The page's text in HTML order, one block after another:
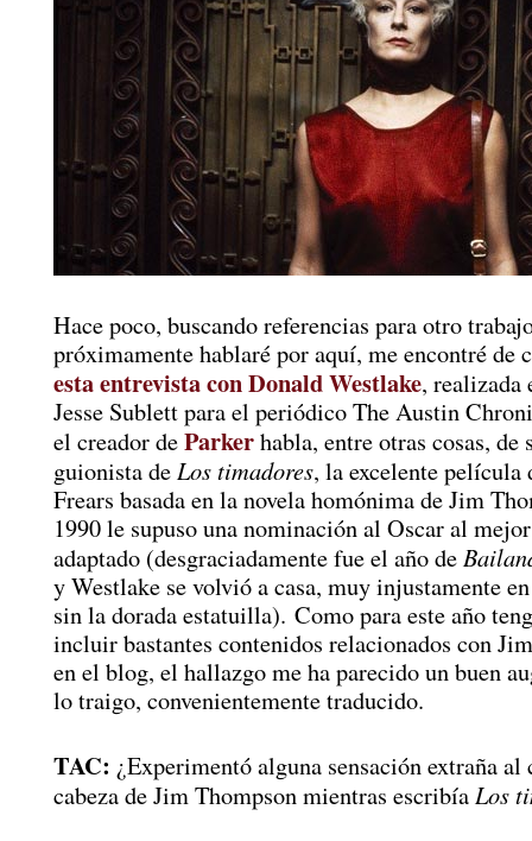
Hace poco, buscando referencias para otro
próximamente hablaré por aquí, me encontré de
esta entrevista con Donald Westlake, realizada
Jesse Sublett para el periódico The Austin
el creador deParkerhabla, entre otras cosas, de
guionista de Los timadores, la excelente película
Frears basada en la novela homónima de Jim
1990 le supuso una nominación al Oscar al
adaptado (desgraciadamente fue el año de
y Westlake se volvió a casa, muy injustamente
sin la dorada estatuilla). Como para este año
incluir bastantes contenidos relacionados con
en el blog, el hallazgo me ha parecido un buen
lo traigo, convenientemente traducido.
TAC: ¿Experimentó alguna sensación extraña al
cabeza de Jim Thompson mientras escribía Los